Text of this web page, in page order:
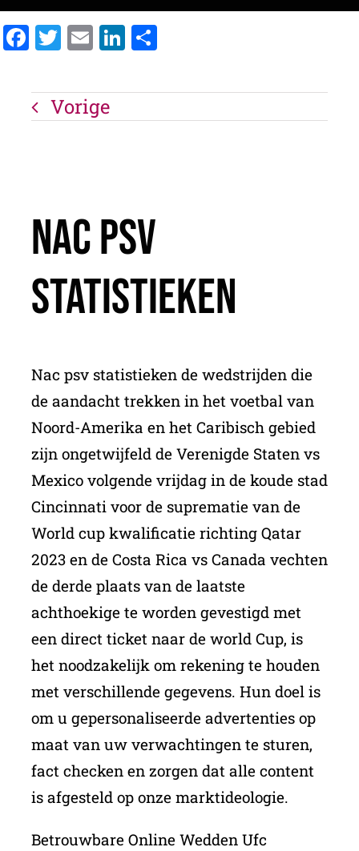
Facebook
Twitter
EmailLinkedIn
Vorige
Nac Psv
Statistieken
Nac psv statistieken de wedstrijden die
de aandacht trekken in het voetbal van
Noord-Amerika en het Caribisch gebied
zijn ongetwijfeld de Verenigde Staten vs
Mexico volgende vrijdag in de koude stad
Cincinnati voor de suprematie van de
World cup kwalificatie richting Qatar
2023 en de Costa Rica vs Canada vechten
de derde plaats van de laatste
achthoekige te worden gevestigd met
een direct ticket naar de world Cup, is
het noodzakelijk om rekening te houden
met verschillende gegevens. Hun doel is
om u gepersonaliseerde advertenties op
maat van uw verwachtingen te sturen,
fact checken en zorgen dat alle content
is afgesteld op onze marktideologie.
Betrouwbare Online Wedden Ufc